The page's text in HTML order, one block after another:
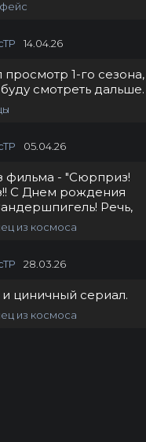
14.04.26
просмотр 1-го сезона,
смотреть дальше.
05.04.26
фильма - "Сюрприз!
С Днем рождения
Речь,
из космоса
28.03.26
циничный сериал.
из космоса